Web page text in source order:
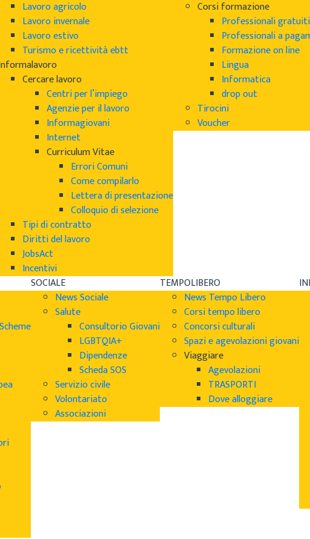
Lavoro agricolo
Lavoro invernale
Lavoro estivo
Turismo e ricettività ebtt
Cercare lavoro
Centri per l’impiego
Agenzie per il lavoro
Informagiovani
Internet
Curriculum Vitae
Errori Comuni
Come compilarlo
Lettera di presentazione
Colloquio di selezione
Tipi di contratto
Diritti del lavoro
JobsAct
Incentivi
Corsi formazione
Professionali gratuiti
Professionali a
Formazione on line
Lingua
Informatica
drop out
Tirocini
Voucher
SOCIALE
News Sociale
Salute
Consultorio Giovani
LGBTQIA+
Dipendenze
Scheda SOS
Servizio civile
Volontariato
Associazioni
TEMPOLIBERO
News Tempo Libero
Corsi tempo libero
Concorsi culturali
Spazi e agevolazioni giovani
Viaggiare
Agevolazioni
TRASPORTI
Dove alloggiare